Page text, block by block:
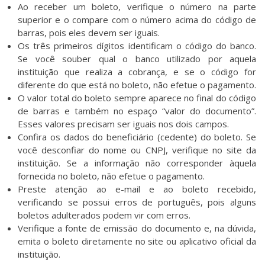
Ao receber um boleto, verifique o número na parte
superior e o compare com o número acima do código de
barras, pois eles devem ser iguais.
Os três primeiros dígitos identificam o código do banco.
Se você souber qual o banco utilizado por aquela
instituição que realiza a cobrança, e se o código for
diferente do que está no boleto, não efetue o pagamento.
O valor total do boleto sempre aparece no final do código
de barras e também no espaço “valor do documento”.
Esses valores precisam ser iguais nos dois campos.
Confira os dados do beneficiário (cedente) do boleto. Se
você desconfiar do nome ou CNPJ, verifique no site da
instituição. Se a informação não corresponder àquela
fornecida no boleto, não efetue o pagamento.
Preste atenção ao e-mail e ao boleto recebido,
verificando se possui erros de português, pois alguns
boletos adulterados podem vir com erros.
Verifique a fonte de emissão do documento e, na dúvida,
emita o boleto diretamente no site ou aplicativo oficial da
instituição.